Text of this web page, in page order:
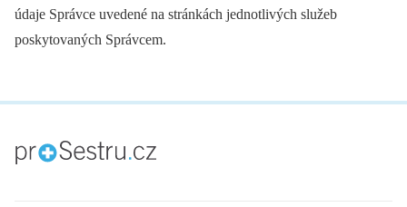
údaje Správce uvedené na stránkách jednotlivých služeb
poskytovaných Správcem.
proLékaře.cz